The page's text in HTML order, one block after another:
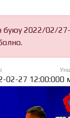
буюу 2022/02/
02-27 12:00:000